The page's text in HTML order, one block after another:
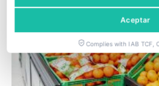
Aceptar
Complies with IAB TCF,